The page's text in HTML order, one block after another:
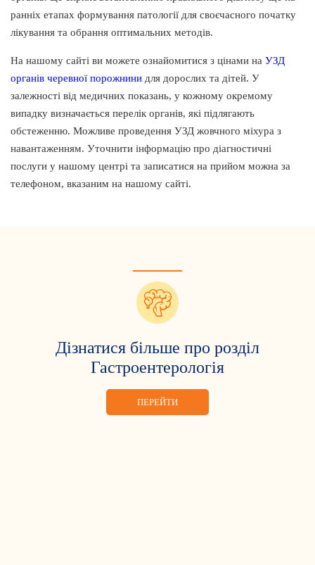
ранніх етапах формування патології для своєчасного початку
лікування та обрання оптимальних методів.
На нашому сайті ви можете ознайомитися з цінами на УЗД
органів черевної порожнини для дорослих та дітей. У
залежності від медичних показань, у кожному окремому
випадку визначається перелік органів, які підлягають
обстеженню. Можливе проведення УЗД жовчного міхура з
навантаженням. Уточнити інформацію про діагностичні
послуги у нашому центрі та записатися на прийом можна за
телефоном, вказаним на нашому сайті.
Дізнатися більше про розділ
Гастроентерологія
ПЕРЕЙТИ